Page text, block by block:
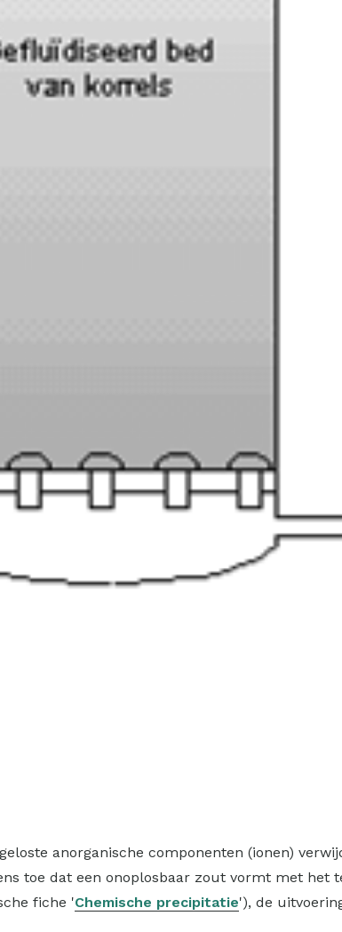
anorganische componenten (ionen)
toe dat een onoplosbaar zout vormt met het
fiche 'Chemische precipitatie'), de